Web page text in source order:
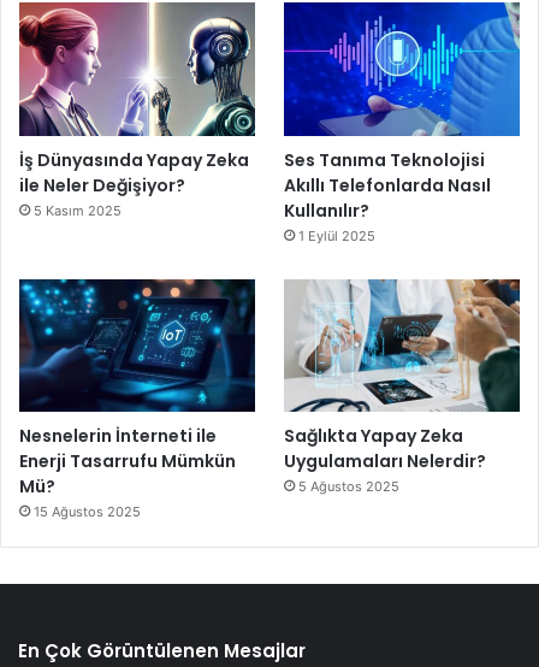
İş Dünyasında Yapay Zeka
ile Neler Değişiyor?
5 Kasım 2025
Ses Tanıma Teknolojisi
Akıllı Telefonlarda Nasıl
Kullanılır?
1 Eylül 2025
Nesnelerin İnterneti ile
Enerji Tasarrufu Mümkün
Mü?
15 Ağustos 2025
Sağlıkta Yapay Zeka
Uygulamaları Nelerdir?
5 Ağustos 2025
En Çok Görüntülenen Mesajlar